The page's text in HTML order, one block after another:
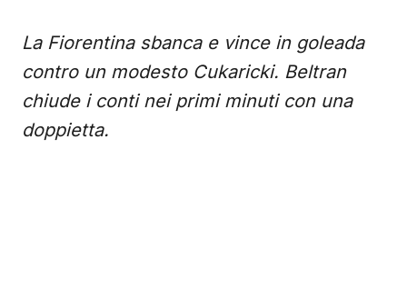
La Fiorentina sbanca e vince in goleada
contro un modesto Cukaricki. Beltran
chiude i conti nei primi minuti con una
doppietta.